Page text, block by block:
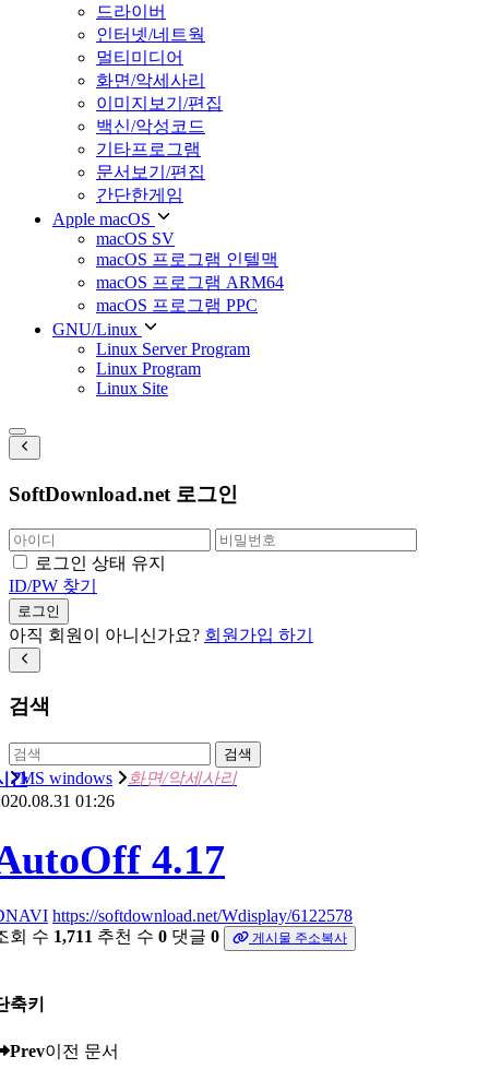
드라이버
인터넷/네트웍
멀티미디어
화면/악세사리
이미지보기/편집
백신/악성코드
기타프로그램
문서보기/편집
간단한게임
Apple macOS
macOS SV
macOS 프로그램 인텔맥
macOS 프로그램 ARM64
macOS 프로그램 PPC
GNU/Linux
Linux Server Program
Linux Program
Linux Site
SoftDownload.net 로그인
로그인 상태 유지
ID/PW 찾기
로그인
아직 회원이 아니신가요? 회원가입 하기
검색
검색
MS windows 화면/악세사리
간
01:26
4.17
https://softdownload.net/Wdisplay/6122578
회 수 1,711 추천 수 0 댓글 0 게시물 주소복사
축키
Prev이전 문서